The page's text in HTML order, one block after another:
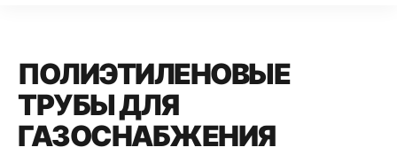
ПОЛИЭТИЛЕНОВЫЕ
ТРУБЫ ДЛЯ
ГАЗОСНАБЖЕНИЯ